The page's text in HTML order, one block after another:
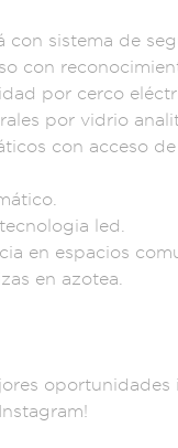
con sistema de
con
d por cerco elé
por vidrio
cos con acceso de
nologia led.
en espacios
zas en azotea.
oportunidades